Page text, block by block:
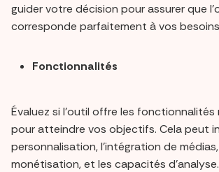
guider votre décision pour assurer que
corresponde parfaitement à vos
Fonctionnalités
Évaluez si l'outil offre les fonctionnalités
pour atteindre vos objectifs. Cela peut
personnalisation, l'intégration de
monétisation, et les capacités